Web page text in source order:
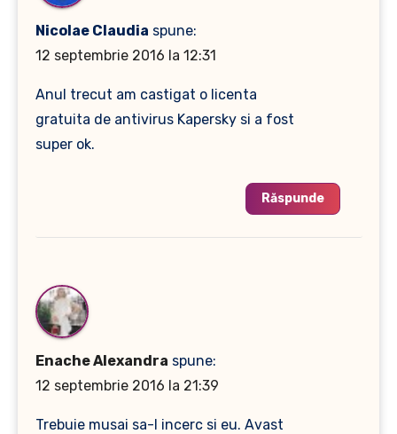
Nicolae Claudia spune:
12 septembrie 2016 la 12:31
Anul trecut am castigat o licenta
gratuita de antivirus Kapersky si a fost
super ok.
Răspunde
Enache Alexandra spune:
12 septembrie 2016 la 21:39
Trebuie musai sa-l incerc si eu. Avast